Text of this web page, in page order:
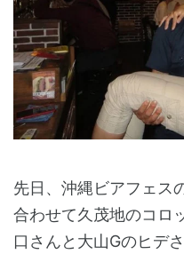
先日、沖縄ビアフェス
合わせて久茂地のコロ
口さんと大山Gのヒデ